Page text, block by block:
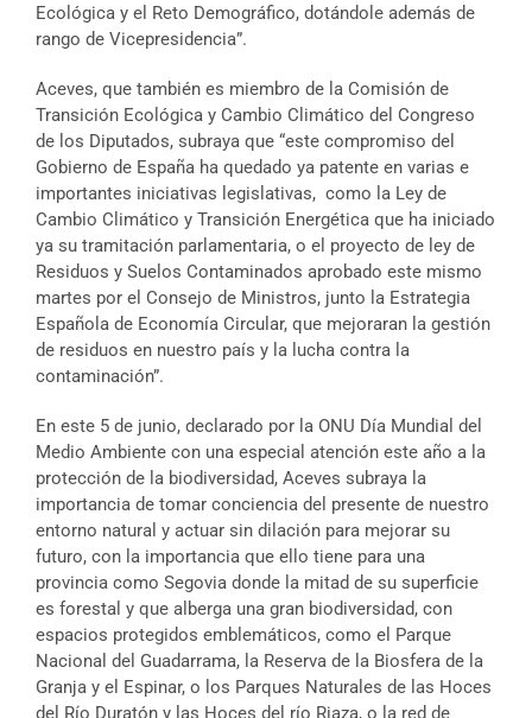
Ecológica y el Reto Demográfico, dotándole además de
rango de Vicepresidencia”.
Aceves, que también es miembro de la Comisión de
Transición Ecológica y Cambio Climático del Congreso
de los Diputados, subraya que “este compromiso del
Gobierno de España ha quedado ya patente en varias e
importantes iniciativas legislativas, como la Ley de
Cambio Climático y Transición Energética que ha iniciado
ya su tramitación parlamentaria, o el proyecto de ley de
Residuos y Suelos Contaminados aprobado este mismo
martes por el Consejo de Ministros, junto la Estrategia
Española de Economía Circular, que mejoraran la gestión
de residuos en nuestro país y la lucha contra la
contaminación”.
En este 5 de junio, declarado por la ONU Día Mundial del
Medio Ambiente con una especial atención este año a la
protección de la biodiversidad, Aceves subraya la
importancia de tomar conciencia del presente de nuestro
entorno natural y actuar sin dilación para mejorar su
futuro, con la importancia que ello tiene para una
provincia como Segovia donde la mitad de su superficie
es forestal y que alberga una gran biodiversidad, con
espacios protegidos emblemáticos, como el Parque
Nacional del Guadarrama, la Reserva de la Biosfera de la
Granja y el Espinar, o los Parques Naturales de las Hoces
del Río Duratón y las Hoces del río Riaza, o la red de